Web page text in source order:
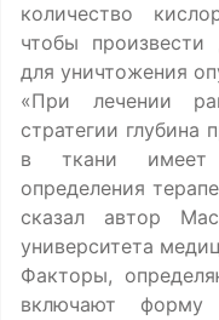
количество
чтобы
для уничтожения
«При лечении
стратегии глубина
в ткани имеет
определения
сказал автор
университета
Факторы,
включают